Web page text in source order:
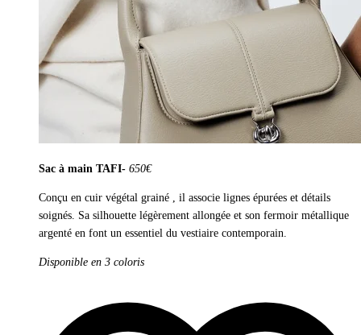
Sac à main TAFI- 650€
Conçu en cuir végétal grainé , il associe lignes épurées et détails
soignés. Sa silhouette légèrement allongée et son fermoir métallique
argenté en font un essentiel du vestiaire contemporain.
Disponible en 3 coloris